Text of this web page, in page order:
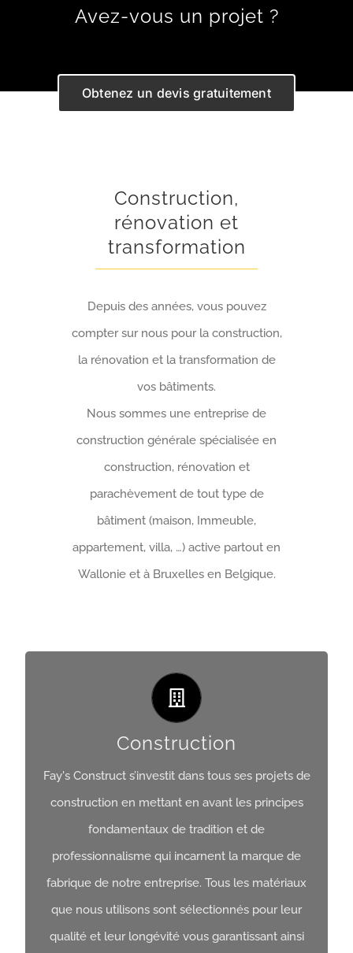
Avez-vous un projet ?
Obtenez un devis gratuitement
Construction,
rénovation et
transformation
Depuis des années, vous pouvez
compter sur nous pour la construction,
la rénovation et la transformation de
vos bâtiments.
Nous sommes une entreprise de
construction générale spécialisée en
construction, rénovation et
parachèvement de tout type de
bâtiment (maison, Immeuble,
appartement, villa, …) active partout en
Wallonie et à Bruxelles en Belgique.
Construction
Fay's Construct s’investit dans tous ses projets de
construction en mettant en avant les principes
fondamentaux de tradition et de
professionnalisme qui incarnent la marque de
fabrique de notre entreprise. Tous les matériaux
que nous utilisons sont sélectionnés pour leur
qualité et leur longévité vous garantissant ainsi
Construction